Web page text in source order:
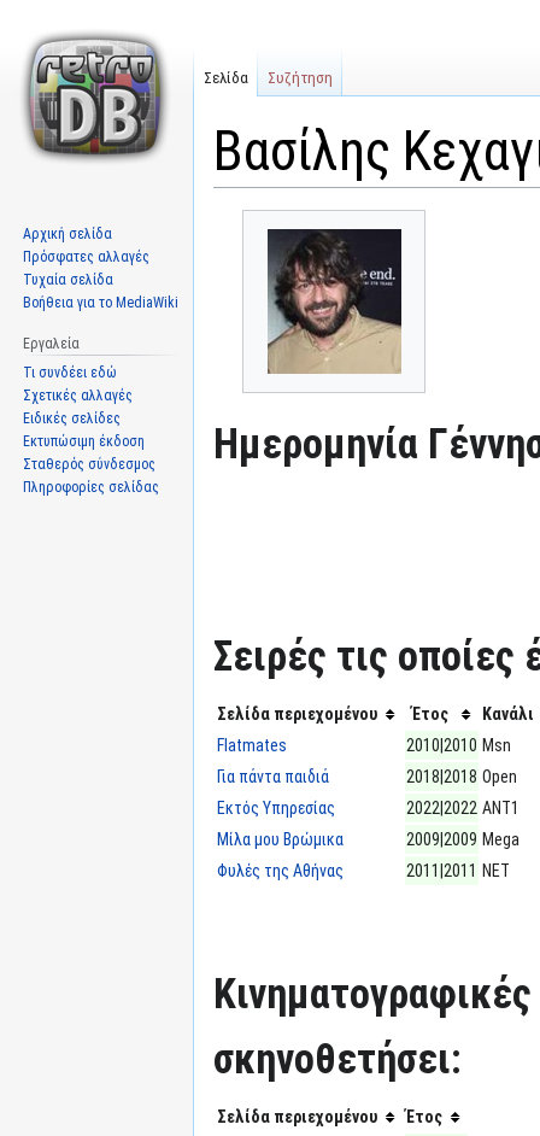
Βασίλης
πλοήγηση
αναζήτηση
Ημερομηνία
Σειρές τις οποίες
Σελίδα περιεχομένου Έτος
Κανάλι
Flatmates
2010|2010 Msn
Για πάντα παιδιά
2018|2018 Open
Εκτός Υπηρεσίας
2022|2022 ΑΝΤ1
Μίλα μου Βρώμικα
2009|2009 Mega
Φυλές της Αθήνας
2011|2011 ΝΕΤ
Κινηματογραφικές
σκηνοθετήσει:
Σελίδα περιεχομένου
Έτος
Σελίδα Συζήτηση
Αρχική σελίδα
Πρόσφατες αλλαγές
Τυχαία σελίδα
Βοήθεια για το MediaWiki
Εργαλεία
Τι συνδέει εδώ
Σχετικές αλλαγές
Ειδικές σελίδες
Εκτυπώσιμη έκδοση
Σταθερός σύνδεσμος
Πληροφορίες σελίδας